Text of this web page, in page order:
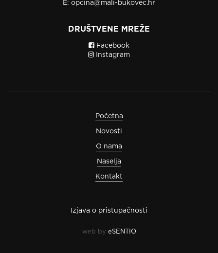
E: opcina@mali-bukovec.hr
DRUŠTVENE MREŽE
Facebook
Instagram
Početna
Novosti
O nama
Naselja
Kontakt
Izjava o pristupačnosti
web by eSENTIO